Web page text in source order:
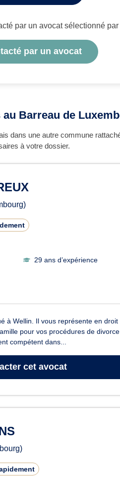
par un avocat sélectionné par
par un avocat
Barreau de
dans une autre commune
à votre dossier.
29 ans d’expérience
à Wellin. Il vous représente en
pour vos procédures de
compétent dans...
cet avocat